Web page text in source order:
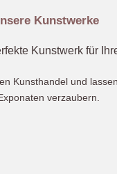
Kunstwerke
Kunstwerk für
Kunsthandel und
verzaubern.